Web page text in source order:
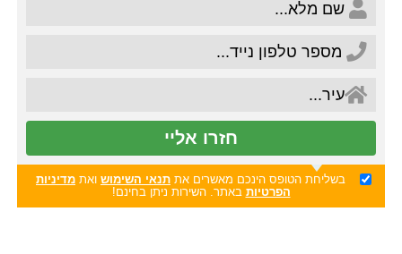
חזרו אליי
בשליחת הטופס הינכם מאשרים את תנאי השימוש ואת מדיניות
הפרטיות באתר. השירות ניתן בחינם!